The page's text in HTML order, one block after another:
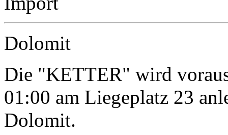
Dolomit
Die "KETTER" wird
01:00 am Liegeplatz 23
Dolomit.